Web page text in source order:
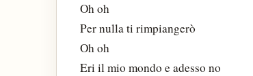
Oh oh
Per nulla ti rimpiangerò
Oh oh
Eri il mio mondo e adesso no